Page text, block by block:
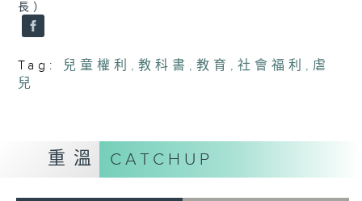
長）
Tag: 兒童權利 ,教科書 ,教育 ,社會福利 , 虐
兒
重溫 CATCHUP